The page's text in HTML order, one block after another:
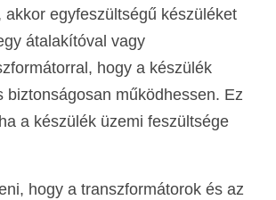
akkor egyfeszültségű készüléket
átalakítóval vagy
hogy a készülék
biztonságosan működhessen. Ez
a készülék üzemi feszültsége
hogy a transzformátorok és az